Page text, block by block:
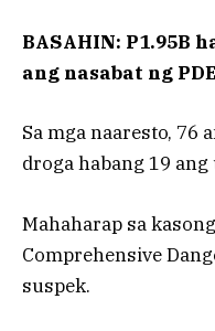
BASAHIN: P1.95B
ang nasabat ng
Sa mga naaresto, 76
droga habang 19 ang
Mahaharap sa
Comprehensive
suspek.